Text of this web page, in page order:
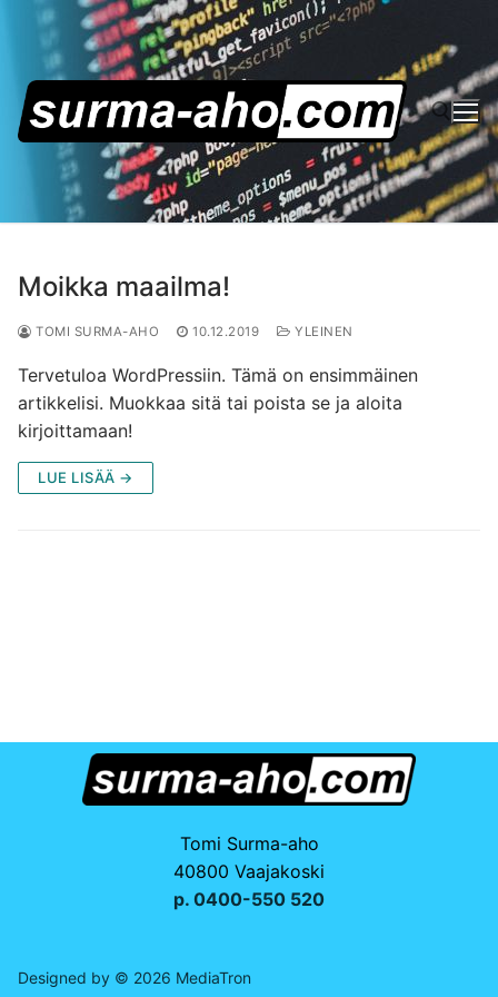
Hyppää
sisältöön
Hae:
Moikka maailma!
TOMI SURMA-AHO 10.12.2019 YLEINEN
Tervetuloa WordPressiin. Tämä on ensimmäinen
artikkelisi. Muokkaa sitä tai poista se ja aloita
kirjoittamaan!
LUE LISÄÄ →
Tomi Surma-aho
40800 Vaajakoski
p. 0400-550 520
Designed by © 2026 MediaTron